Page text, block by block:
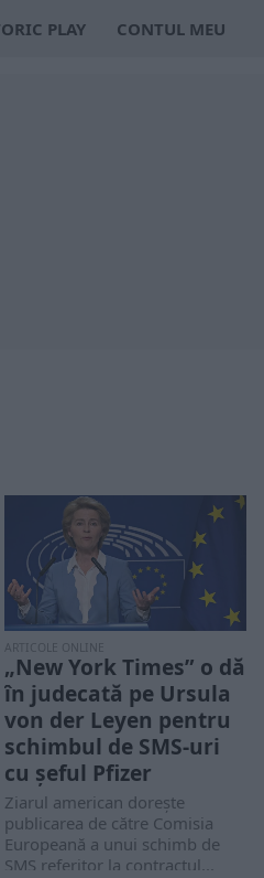
PLAY CONTUL MEU
ARTICOLE ONLINE
„New York Times” o dă
în judecată pe Ursula
von der Leyen pentru
schimbul de SMS-uri
cu şeful Pfizer
Ziarul american doreşte
publicarea de către Comisia
Europeană a unui schimb de
SMS referitor la contractul...